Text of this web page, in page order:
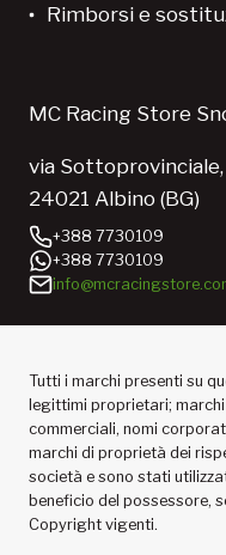
Rimborsi e
MC Racing Store
via Sottoprovinciale,
24021 Albino (BG)
+388 7730109
+388 7730109
Tutti i marchi presenti su
legittimi proprietari;
commerciali, nomi
marchi di proprietà dei
società e sono stati
beneficio del possessore,
Copyright vigenti.